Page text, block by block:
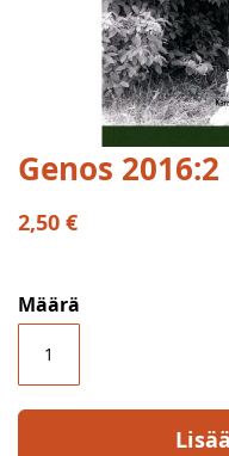
Skip
to
the
beginning
images
gallery
Genos 2016:2
2,50 €
Määrä